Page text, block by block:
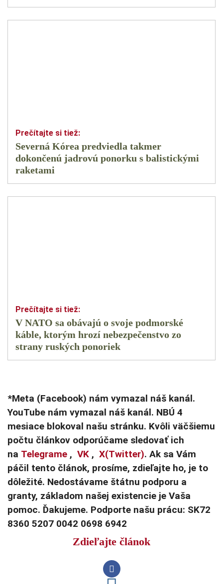
Severná Kórea predviedla takmer
dokončenú jadrovú ponorku s balistickými
raketami
V NATO sa obávajú o svoje podmorské
káble, ktorým hrozí nebezpečenstvo zo
strany ruských ponoriek
*Meta (Facebook) nám vymazal náš kanál.
YouTube nám vymazal náš kanál. NBÚ 4
mesiace blokoval našu stránku. Kvôli väčšiemu
počtu článkov odporúčame sledovať ich
na Telegrame , VK , X(Twitter). Ak sa Vám
páčil tento článok, prosíme, zdieľajte ho, je to
dôležité. Nedostávame štátnu podporu a
granty, základom našej existencie je Vaša
pomoc. Ďakujeme. Podporte našu prácu: SK72
8360 5207 0042 0698 6942
Zdieľajte článok